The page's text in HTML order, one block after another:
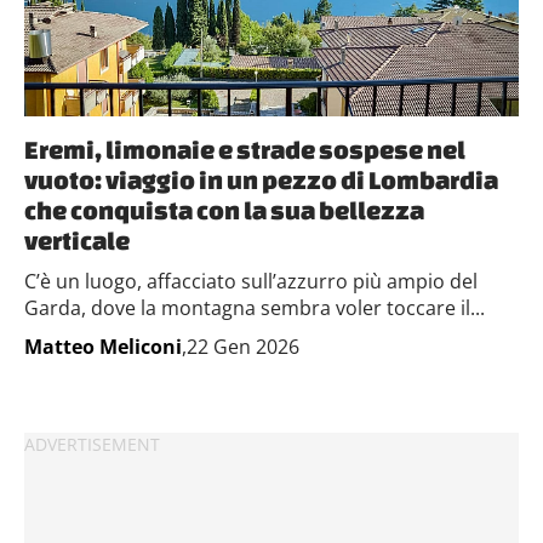
Eremi, limonaie e strade sospese nel
vuoto: viaggio in un pezzo di Lombardia
che conquista con la sua bellezza
verticale
C’è un luogo, affacciato sull’azzurro più ampio del
Garda, dove la montagna sembra voler toccare il...
Matteo Meliconi,22 Gen 2026